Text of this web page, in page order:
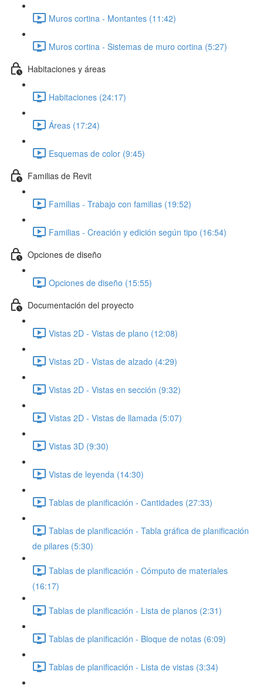
Muros cortina - Montantes (11:42)
Muros cortina - Sistemas de muro cortina (5:27)
Habitaciones y áreas
Habitaciones (24:17)
Áreas (17:24)
Esquemas de color (9:45)
Familias de Revit
Familias - Trabajo con familias (19:52)
Familias - Creación y edición según tipo (16:54)
Opciones de diseño
Opciones de diseño (15:55)
Documentación del proyecto
Vistas 2D - Vistas de plano (12:08)
Vistas 2D - Vistas de alzado (4:29)
Vistas 2D - Vistas en sección (9:32)
Vistas 2D - Vistas de llamada (5:07)
Vistas 3D (9:30)
Vistas de leyenda (14:30)
Tablas de planificación - Cantidades (27:33)
Tablas de planificación - Tabla gráfica de planificación
de pilares (5:30)
Tablas de planificación - Cómputo de materiales
(16:17)
Tablas de planificación - Lista de planos (2:31)
Tablas de planificación - Bloque de notas (6:09)
Tablas de planificación - Lista de vistas (3:34)